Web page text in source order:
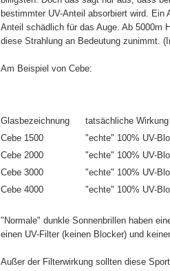
bestimmter UV-Anteil absorbiert wird.
Anteil schädlich für das Auge. Ab 5000m
diese Strahlung an Bedeutung zunimmt.
Am Beispiel von Cebe:
Glasbezeichnung
tatsächliche Wirkung
Cebe 1500
"echte" 100% UV-
Cebe 2000
"echte" 100% UV-
Cebe 3000
"echte" 100% UV-
Cebe 4000
"echte" 100% UV-
"Normale" dunkle Sonnenbrillen haben
einen UV-Filter (keinen Blocker) und
Außer der Filterwirkung sollten diese